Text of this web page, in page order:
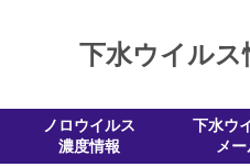
下水ウイルス
ノロウイルス
濃度情報
下水ウ
メ